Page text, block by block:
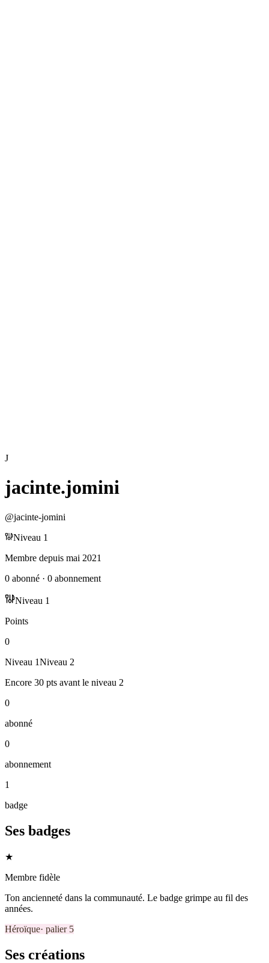
J
jacinte.jomini
@jacinte-jomini
Niveau 1
Membre depuis mai 2021
0 abonné · 0 abonnement
Niveau 1
Points
0
Niveau 1Niveau 2
Encore 30 pts avant le niveau 2
0
abonné
0
abonnement
1
badge
Ses badges
★
Membre fidèle
Ton ancienneté dans la communauté. Le badge grimpe au fil des
années.
Héroïque· palier 5
Ses créations